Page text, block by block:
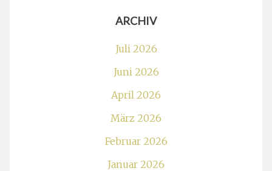
ARCHIV
Juli 2026
Juni 2026
April 2026
März 2026
Februar 2026
Januar 2026